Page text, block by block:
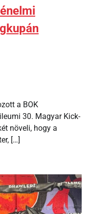
a BOK
30. Magyar Kick-
növeli, hogy a
[…]